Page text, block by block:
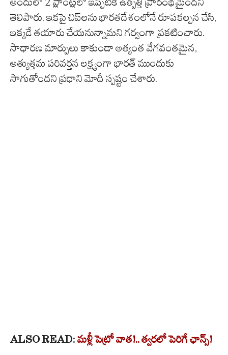
తెలిపారు. ఇకపై చిప్‌లను భారతదేశంలోనే రూపకల్పన చేసి,
ఇక్కడే తయారు చేయనున్నామని గర్వంగా ప్రకటించారు.
సాధారణ మార్పులు కాకుండా అత్యంత వేగవంతమైన,
అత్యుత్తమ పరివర్తన లక్ష్యంగా భారత్ ముందుకు
సాగుతోందని ప్రధాని మోదీ స్పష్టం చేశారు.
ALSO READ: మళ్లీ పెట్రో వాత!.. త్వరలో పెరిగే ఛాన్స్!